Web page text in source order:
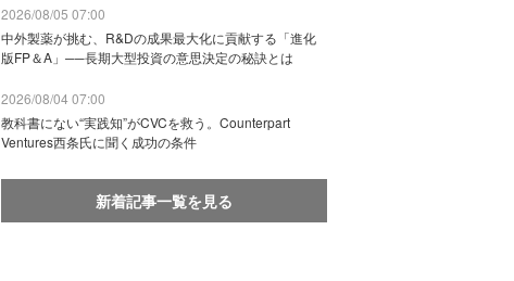
2026/08/05 07:00
中外製薬が挑む、R&Dの成果最大化に貢献する「進化
版FP＆A」──長期大型投資の意思決定の秘訣とは
2026/08/04 07:00
教科書にない“実践知”がCVCを救う。Counterpart
Ventures西条氏に聞く成功の条件
新着記事一覧を見る